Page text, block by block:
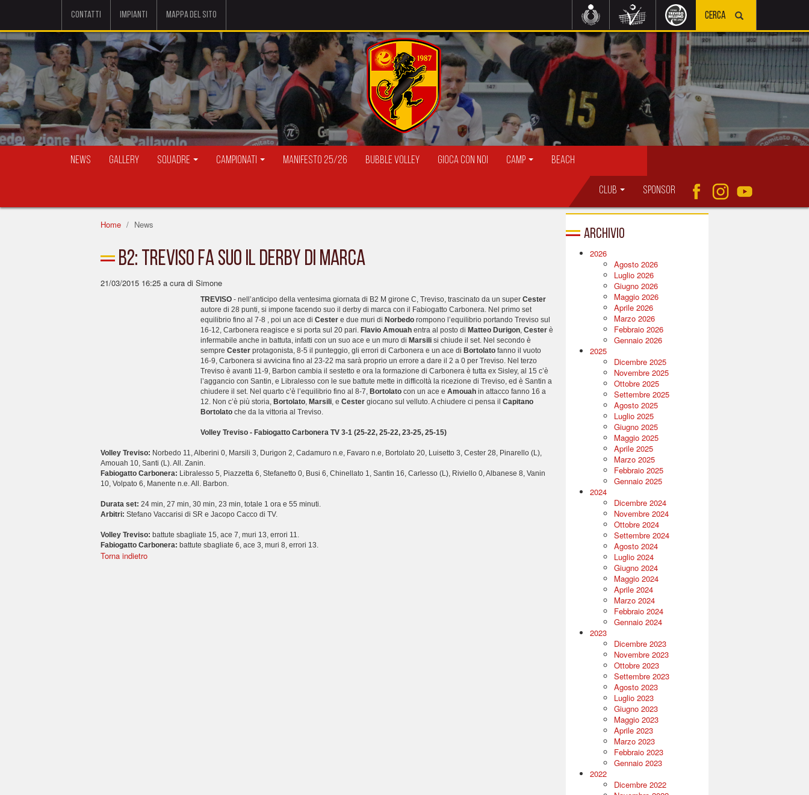
Contatti Impianti Mappa del sito
News Gallery Squadre Campionati Manifesto 25/26 Bubble Volley Gioca con Noi Camp Beach
Club Sponsor
Home News
B2: Treviso fa suo il derby di Marca
21/03/2015 16:25 a cura di Simone
TREVISO - nell’anticipo della ventesima giornata di B2 M girone C, Treviso, trascinato da un super Cester
autore di 28 punti, si impone facendo suo il derby di marca con il Fabiogatto Carbonera. Nel primo set
equilibrio fino al 7-8 , poi un ace di Cester e due muri di Norbedo rompono l’equilibrio portando Treviso sul
16-12, Carbonera reagisce e si porta sul 20 pari. Flavio Amouah entra al posto di Matteo Durigon, Cester è
infermabile anche in battuta, infatti con un suo ace e un muro di Marsili si chiude il set. Nel secondo è
sempre Cester protagonista, 8-5 il punteggio, gli errori di Carbonera e un ace di Bortolato fanno il vuoto
16-9, Carbonera si avvicina fino al 23-22 ma sarà proprio un errore a dare il 2 a 0 per Treviso. Nel terzo
Treviso è avanti 11-9, Barbon cambia il sestetto e ora la formazione di Carbonera è tutta ex Sisley, al 15 c’è
l’aggancio con Santin, e Libralesso con le sue battute mette in difficoltà la ricezione di Treviso, ed è Santin a
chiudere il set. Nel quarto c’è l’equilibrio fino al 8-7, Bortolato con un ace e Amouah in attacco fanno 16 a
12. Non c’è più storia, Bortolato, Marsili, e Cester giocano sul velluto. A chiudere ci pensa il Capitano
Bortolato che da la vittoria al Treviso.
Volley Treviso - Fabiogatto Carbonera TV 3-1 (25-22, 25-22, 23-25, 25-15)
Volley Treviso: Norbedo 11, Alberini 0, Marsili 3, Durigon 2, Cadamuro n.e, Favaro n.e, Bortolato 20, Luisetto 3, Cester 28, Pinarello (L),
Amouah 10, Santi (L). All. Zanin.
Fabiogatto Carbonera: Libralesso 5, Piazzetta 6, Stefanetto 0, Busi 6, Chinellato 1, Santin 16, Carlesso (L), Riviello 0, Albanese 8, Vanin
10, Volpato 6, Manente n.e. All. Barbon.
Durata set: 24 min, 27 min, 30 min, 23 min, totale 1 ora e 55 minuti.
Arbitri: Stefano Vaccarisi di SR e Jacopo Cacco di TV.
Volley Treviso: battute sbagliate 15, ace 7, muri 13, errori 11.
Fabiogatto Carbonera: battute sbagliate 6, ace 3, muri 8, errori 13.
Torna indietro
Archivio
2026
Agosto 2026
Luglio 2026
Giugno 2026
Maggio 2026
Aprile 2026
Marzo 2026
Febbraio 2026
Gennaio 2026
2025
Dicembre 2025
Novembre 2025
Ottobre 2025
Settembre 2025
Agosto 2025
Luglio 2025
Giugno 2025
Maggio 2025
Aprile 2025
Marzo 2025
Febbraio 2025
Gennaio 2025
2024
Dicembre 2024
Novembre 2024
Ottobre 2024
Settembre 2024
Agosto 2024
Luglio 2024
Giugno 2024
Maggio 2024
Aprile 2024
Marzo 2024
Febbraio 2024
Gennaio 2024
2023
Dicembre 2023
Novembre 2023
Ottobre 2023
Settembre 2023
Agosto 2023
Luglio 2023
Giugno 2023
Maggio 2023
Aprile 2023
Marzo 2023
Febbraio 2023
Gennaio 2023
2022
Dicembre 2022